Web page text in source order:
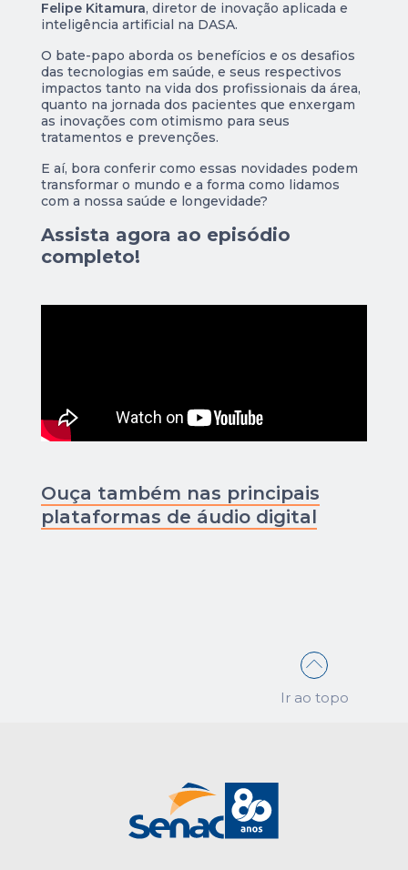
Felipe Kitamura, diretor de inovação aplicada e
inteligência artificial na DASA.
O bate-papo aborda os benefícios e os desafios
das tecnologias em saúde, e seus respectivos
impactos tanto na vida dos profissionais da área,
quanto na jornada dos pacientes que enxergam
as inovações com otimismo para seus
tratamentos e prevenções.
E aí, bora conferir como essas novidades podem
transformar o mundo e a forma como lidamos
com a nossa saúde e longevidade?
Assista agora ao episódio
completo!
Ouça também nas principais
plataformas de áudio digital
Ir ao topo